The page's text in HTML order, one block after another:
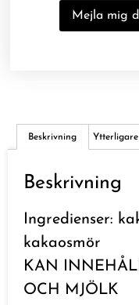
Beskrivning
Beskrivning
Ingredienser:
kakaosmör
KAN
OCH MJÖLK